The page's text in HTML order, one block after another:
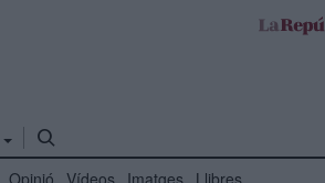
Opinió Vídeos Imatges Llibres